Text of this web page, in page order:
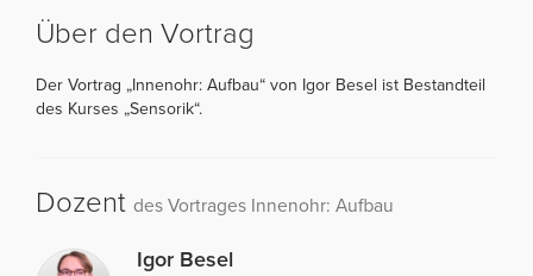
Über den Vortrag
Der Vortrag „Innenohr: Aufbau“ von Igor Besel ist Bestandteil
des Kurses „Sensorik“.
Dozent des Vortrages Innenohr: Aufbau
Igor Besel